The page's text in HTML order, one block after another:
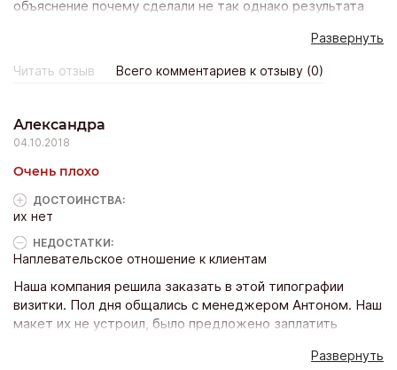
объяснение почему сделали не так однако результата
что вы делаете всё не так только бы защитить честь
своего мундира. Крайне не рекомендую
Развернуть
Читать отзыв Всего комментариев к отзыву (0)
Александра
04.10.2018
Очень плохо
ДОСТОИНCТВА:
их нет
НЕДОСТАТКИ:
Наплевательское отношение к клиентам
Наша компания решила заказать в этой типографии
визитки. Пол дня общались с менеджером Антоном. Наш
макет их не устроил, было предложено заплатить
макет, выслал его на согласование. Менеджер илиРазвернуть